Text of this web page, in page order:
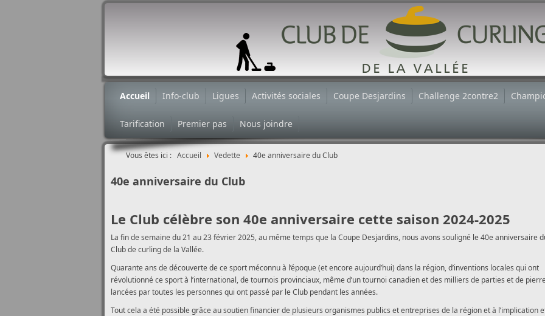
Accueil Info-club Ligues Activités sociales Coupe Desjardins Challenge 2contre2
Tarification Premier pas Nous joindre
Vous êtes ici : Accueil Vedette 40e anniversaire du Club
40e anniversaire du Club
Le Club célèbre son 40e anniversaire cette saison 2024-2025
La fin de semaine du 21 au 23 février 2025, au même temps que la Coupe Desjardins, nous avons souligné le 40e anniversaire
Club de curling de la Vallée.
Quarante ans de découverte de ce sport méconnu à l’époque (et encore aujourd’hui) dans la région, d’inventions locales qui ont
révolutionné ce sport à l’international, de tournois provinciaux, même d’un tournoi canadien et des milliers de parties et de
lancées par toutes les personnes qui ont passé par le Club pendant les années.
Tout cela a été possible grâce au soutien financier de plusieurs organismes publics et entreprises de la région et à l’implication